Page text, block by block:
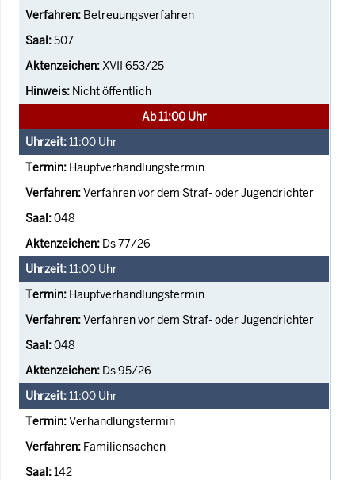
Betreuungsverfahren
507
XVII 653/25
Nicht öffentlich
Ab 11:00 Uhr
11:00 Uhr
Hauptverhandlungstermin
Verfahren vor dem Straf- oder Jugendrichter
048
Ds 77/26
11:00 Uhr
Hauptverhandlungstermin
Verfahren vor dem Straf- oder Jugendrichter
048
Ds 95/26
11:00 Uhr
Verhandlungstermin
Familiensachen
142